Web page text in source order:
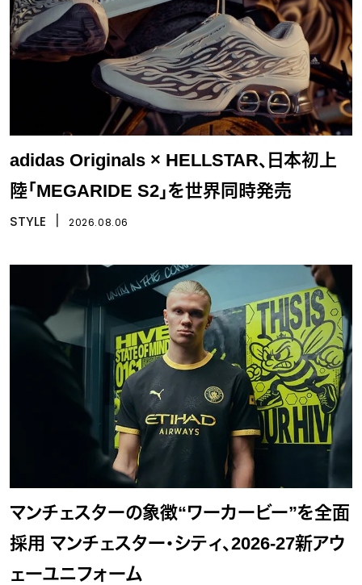
adidas Originals × HELLSTAR、日本初上
陸「MEGARIDE S2」を世界同時発売
STYLE 2026.08.06
マンチェスターの象徴“ワーカービー”を全面
採用 マンチェスター・シティ、2026-27新アウ
ェーユニフォーム